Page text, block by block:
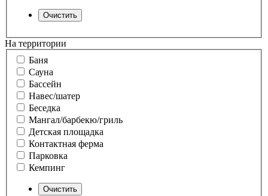
На территории
Баня
Сауна
Бассейн
Навес/шатер
Беседка
Мангал/барбекю/гриль
Детская площадка
Контактная ферма
Парковка
Кемпинг